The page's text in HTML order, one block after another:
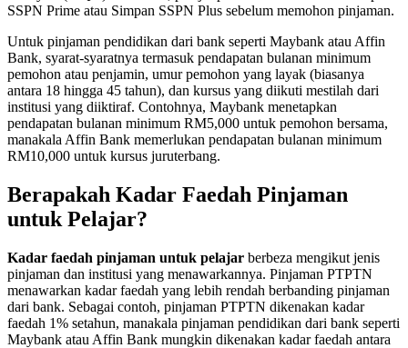
SSPN Prime atau Simpan SSPN Plus sebelum memohon pinjaman.
Untuk pinjaman pendidikan dari bank seperti Maybank atau Affin
Bank, syarat-syaratnya termasuk pendapatan bulanan minimum
pemohon atau penjamin, umur pemohon yang layak (biasanya
antara 18 hingga 45 tahun), dan kursus yang diikuti mestilah dari
institusi yang diiktiraf. Contohnya, Maybank menetapkan
pendapatan bulanan minimum RM5,000 untuk pemohon bersama,
manakala Affin Bank memerlukan pendapatan bulanan minimum
RM10,000 untuk kursus juruterbang.
Berapakah Kadar Faedah Pinjaman
untuk Pelajar?
Kadar faedah pinjaman untuk pelajar berbeza mengikut jenis
pinjaman dan institusi yang menawarkannya. Pinjaman PTPTN
menawarkan kadar faedah yang lebih rendah berbanding pinjaman
dari bank. Sebagai contoh, pinjaman PTPTN dikenakan kadar
faedah 1% setahun, manakala pinjaman pendidikan dari bank seperti
Maybank atau Affin Bank mungkin dikenakan kadar faedah antara